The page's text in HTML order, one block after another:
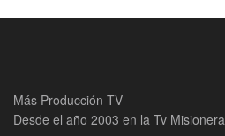
Más Producción TV
Desde el año 2003 en la Tv Misionera